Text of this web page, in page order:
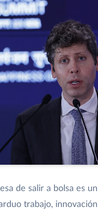
de salir a bolsa es
trabajo,